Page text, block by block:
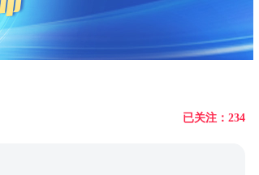
已关注：234